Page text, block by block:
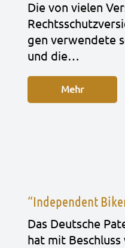
Die von vie­len
gen ver­wen­de­te
und die…
Mehr
“Independent
Das Deut­sche
hat mit